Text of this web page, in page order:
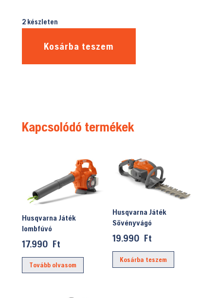
2 készleten
Kosárba teszem
Kapcsolódó termékek
Husqvarna Játék
lombfúvó
17.990 Ft
Tovább olvasom
Husqvarna Játék
Sövényvágó
19.990 Ft
Kosárba teszem